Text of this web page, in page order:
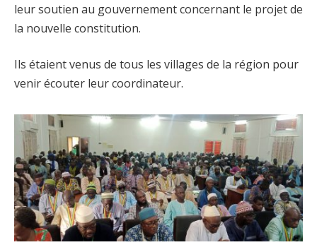
leur soutien au gouvernement concernant le projet de
la nouvelle constitution.
Ils étaient venus de tous les villages de la région pour
venir écouter leur coordinateur.